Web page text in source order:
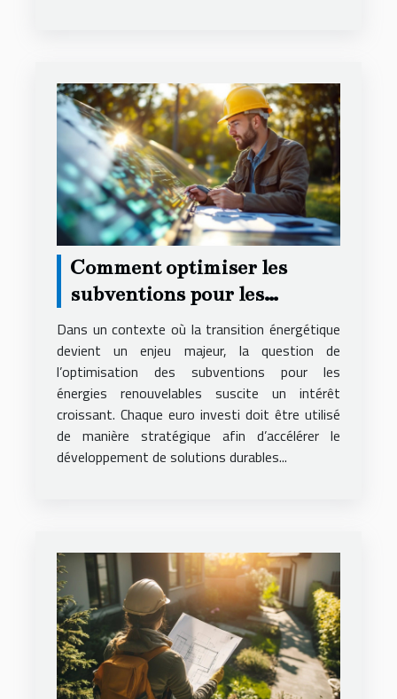
Comment optimiser les
subventions pour les
énergies renouvelables ?
Dans un contexte où la transition énergétique
devient un enjeu majeur, la question de
l’optimisation des subventions pour les
énergies renouvelables suscite un intérêt
croissant. Chaque euro investi doit être utilisé
de manière stratégique afin d’accélérer le
développement de solutions durables...